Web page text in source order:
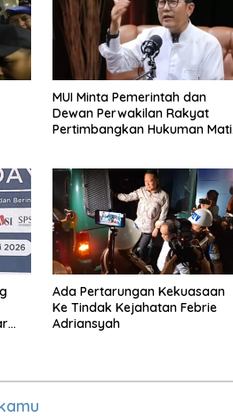
MUI Minta Pemerintah dan
Dewan Perwakilan Rakyat
Pertimbangkan Hukuman Mati
Ada Pertarungan Kekuasaan
Ke Tindak Kejahatan Febrie
Adriansyah